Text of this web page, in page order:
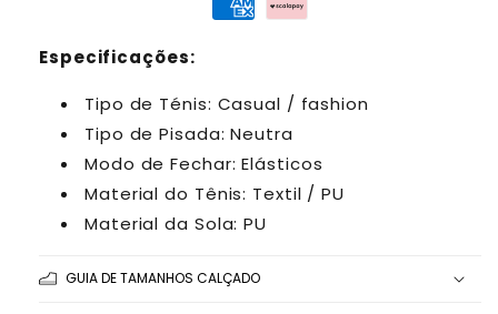
Especificações:
Tipo de Ténis: Casual / fashion
Tipo de Pisada: Neutra
Modo de Fechar: Elásticos
Material do Tênis: Textil / PU
Material da Sola: PU
GUIA DE TAMANHOS CALÇADO